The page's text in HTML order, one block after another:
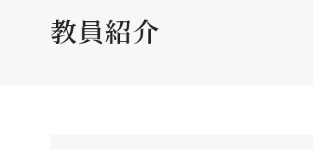
学部・学科の教育目的
大学院の教育目的
教員紹介